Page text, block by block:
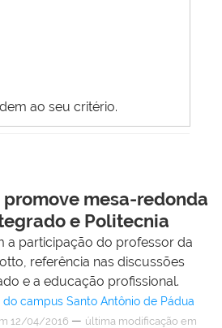
ao seu critério.
mesa-redonda
e Politecnia
a participação do professor da
referência nas discussões
e a educação profissional.
campus Santo Antônio de Pádua
12/04/2016 — última modificação em